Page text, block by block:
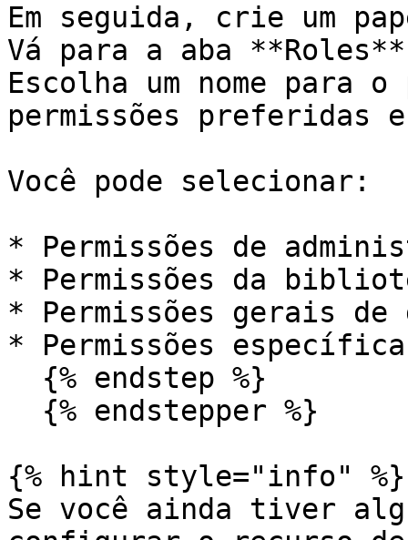
Em seguida, crie um
Vá para a aba
Escolha um nome para
permissões preferidas
Você pode selecionar:
* Permissões de
* Permissões da
* Permissões gerais de
* Permissões
{% hint style="info" %}
Se você ainda tiver